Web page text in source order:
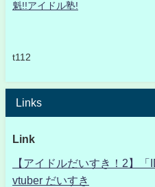
魁!!アイドル塾!
t112
Links
Link
【アイドルだいすき！2】「
vtuber だいすき